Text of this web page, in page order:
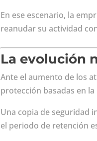
En ese escenario, la
reanudar su actividad
La evolución
Ante el aumento de los
protección basadas en
Una copia de seguridad
el periodo de retención